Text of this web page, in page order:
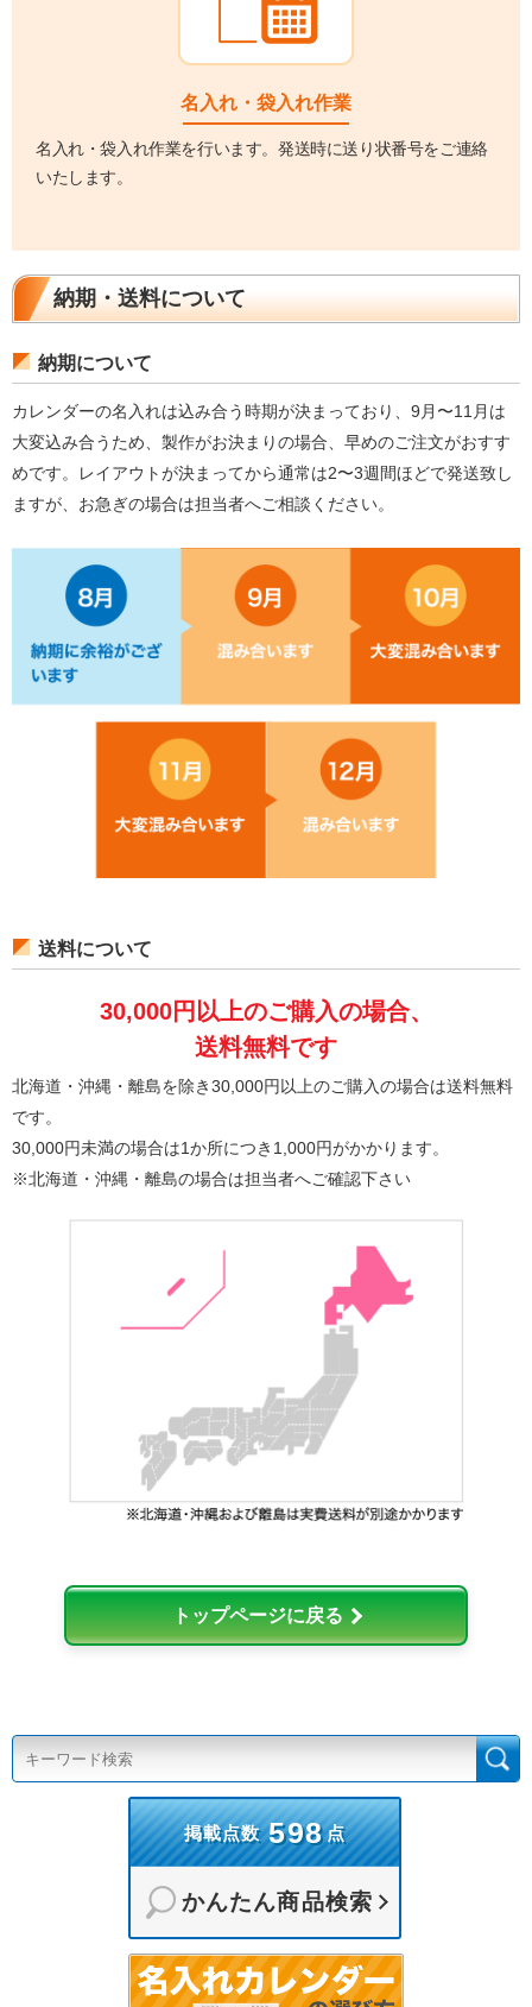
名入れ・袋入れ作業
名入れ・袋入れ作業を行います。発送時に送り状番号をご連絡
いたします。
納期・送料について
納期について
カレンダーの名入れは込み合う時期が決まっており、9月〜11月は
大変込み合うため、製作がお決まりの場合、早めのご注文がおすす
めです。レイアウトが決まってから通常は2〜3週間ほどで発送致し
ますが、お急ぎの場合は担当者へご相談ください。
送料について
30,000円以上のご購入の場合、
送料無料です
北海道・沖縄・離島を除き30,000円以上のご購入の場合は送料無料
です。
30,000円未満の場合は1か所につき1,000円がかかります。
※北海道・沖縄・離島の場合は担当者へご確認下さい
トップページに戻る
掲載点数 598点
かんたん商品検索